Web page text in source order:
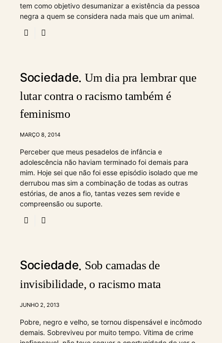
tem como objetivo desumanizar a existência da pessoa
negra a quem se considera nada mais que um animal.
Sociedade Um dia pra lembrar que
lutar contra o racismo também é
feminismo
MARÇO 8, 2014
Perceber que meus pesadelos de infância e
adolescência não haviam terminado foi demais para
mim. Hoje sei que não foi esse episódio isolado que me
derrubou mas sim a combinação de todas as outras
estórias, de anos a fio, tantas vezes sem revide e
compreensão ou suporte.
Sociedade Sob camadas de
invisibilidade, o racismo mata
JUNHO 2, 2013
Pobre, negro e velho, se tornou dispensável e incômodo
demais. Sobreviveu por muito tempo. Vítima de crime